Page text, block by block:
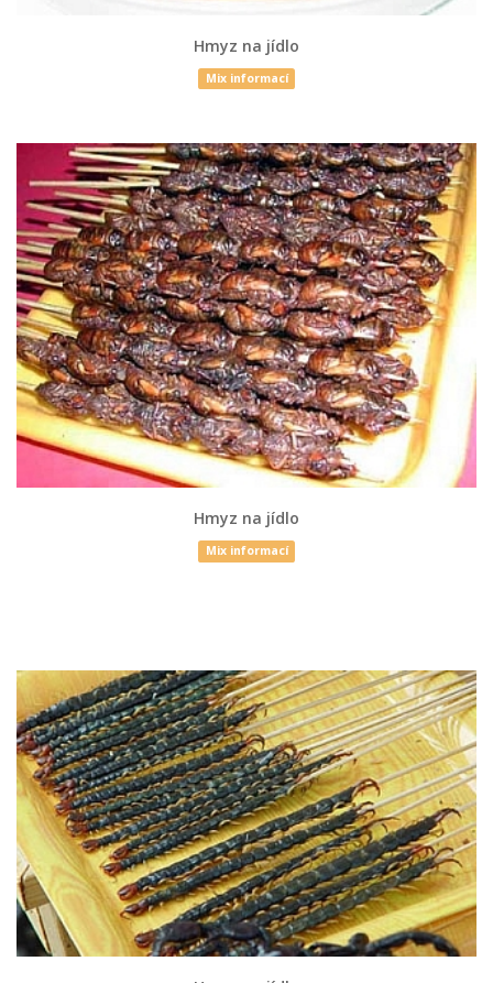
Hmyz na jídlo
Mix informací
Hmyz na jídlo
Mix informací